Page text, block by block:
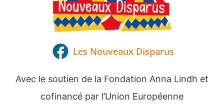
Les Nouveaux Disparus
Avec le soutien de la Fondation Anna Lindh et
cofinancé par l’Union Européenne